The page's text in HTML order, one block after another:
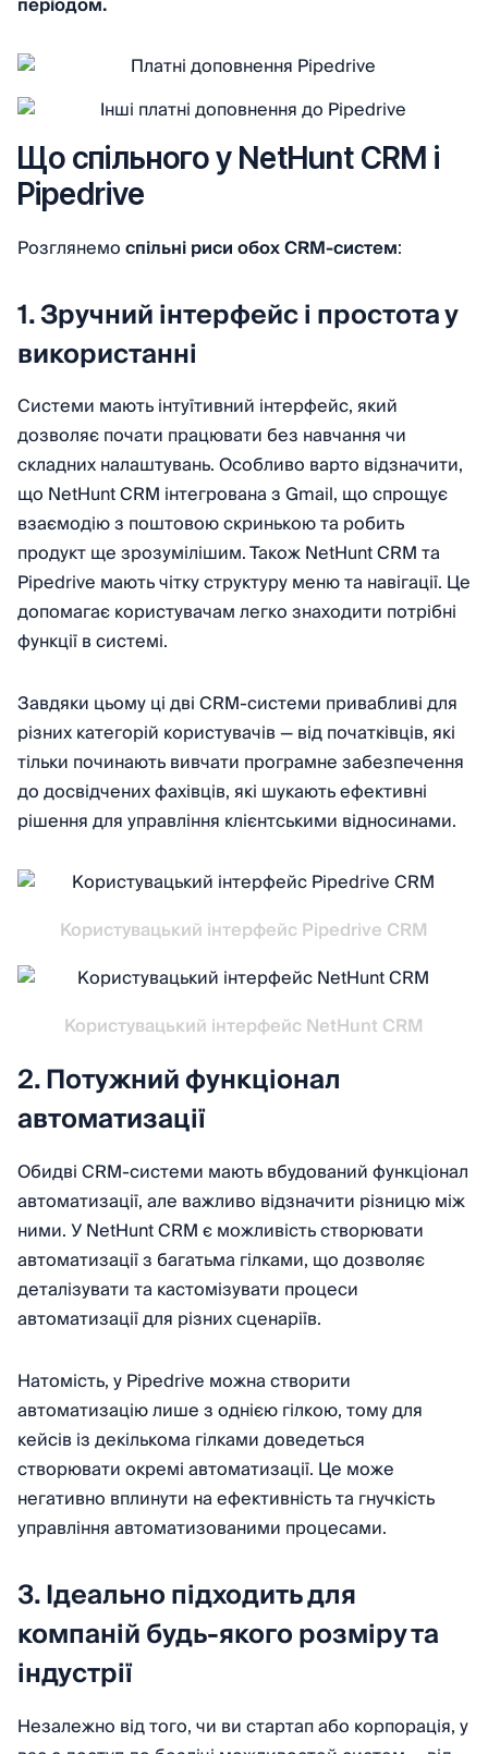
Що спільного у NetHunt CRM і
Pipedrive
Розглянемоспільні риси обох CRM-систем:
1. Зручний інтерфейс і простота у
використанні
Системи мають інтуїтивний інтерфейс, який
дозволяє почати працювати без навчання чи
складних налаштувань. Особливо варто відзначити,
що NetHunt CRM інтегрована з Gmail, що спрощує
взаємодію з поштовою скринькою та робить
продукт ще зрозумілішим. Також NetHunt CRM та
Pipedrive мають чітку структуру меню та навігації. Це
допомагає користувачам легко знаходити потрібні
функції в системі.
Завдяки цьому ці дві CRM-системи привабливі для
різних категорій користувачів — від початківців, які
тільки починають вивчати програмне забезпечення
до досвідчених фахівців, які шукають ефективні
рішення для управління клієнтськими відносинами.
Користувацький інтерфейс Pipedrive CRM
Користувацький інтерфейс NetHunt CRM
2. Потужний функціонал
автоматизації
Обидві CRM-системи мають вбудований функціонал
автоматизації, але важливо відзначити різницю між
ними. У NetHunt CRM є можливість створювати
автоматизації з багатьма гілками, що дозволяє
деталізувати та кастомізувати процеси
автоматизації для різних сценаріїв.
Натомість, у Pipedrive можна створити
автоматизацію лише з однією гілкою, тому для
кейсів із декількома гілками доведеться
створювати окремі автоматизації. Це може
негативно вплинути на ефективність та гнучкість
управління автоматизованими процесами.
3. Ідеально підходить для
компаній будь-якого розміру та
індустрії
Незалежно від того, чи ви стартап або корпорація, у